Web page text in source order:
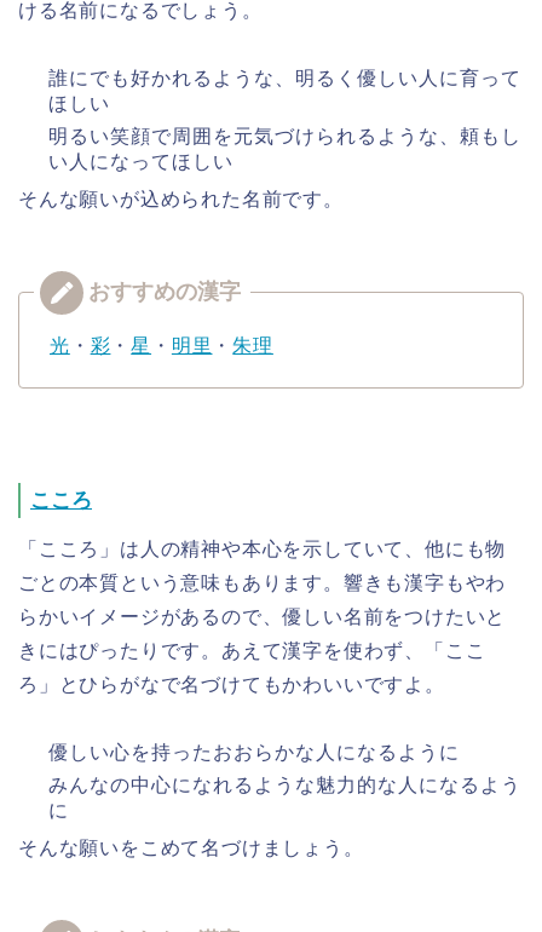
ける名前になるでしょう。
誰にでも好かれるような、明るく優しい人に育って
ほしい
明るい笑顔で周囲を元気づけられるような、頼もし
い人になってほしい
そんな願いが込められた名前です。
光 ・ 彩 ・星 ・ 明里 ・朱理
こころ
「こころ」は人の精神や本心を示していて、他にも物
ごとの本質という意味もあります。響きも漢字もやわ
らかいイメージがあるので、優しい名前をつけたいと
きにはぴったりです。あえて漢字を使わず、「ここ
ろ」とひらがなで名づけてもかわいいですよ。
優しい心を持ったおおらかな人になるように
みんなの中心になれるような魅力的な人になるよう
に
そんな願いをこめて名づけましょう。